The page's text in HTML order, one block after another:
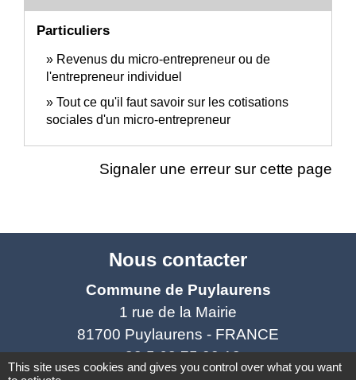
Particuliers
Revenus du micro-entrepreneur ou de
l'entrepreneur individuel
Tout ce qu'il faut savoir sur les cotisations
sociales d'un micro-entrepreneur
Signaler une erreur sur cette page
Nous contacter
Commune de Puylaurens
1 rue de la Mairie
81700 Puylaurens - FRANCE
+33 5 63 75 00 18
This site uses cookies and gives you control over what you want